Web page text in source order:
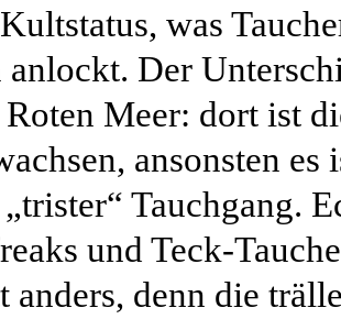
was
anlockt. Der
Meer: dort ist
ansonsten es
Tauchgang.
und Teck-
anders, denn die